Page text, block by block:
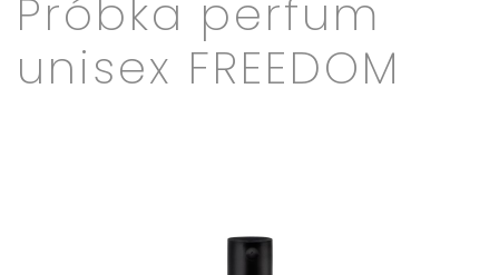
Próbka perfum
unisex FREEDOM